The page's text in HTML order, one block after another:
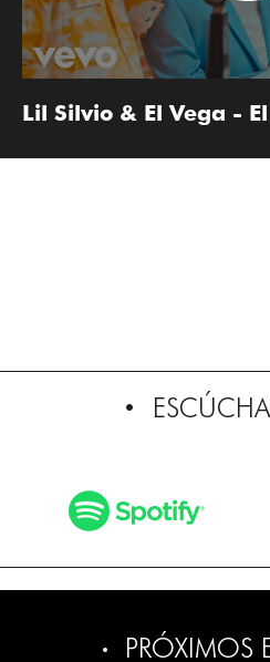
Lil Silvio & El Vega -
PRÓXIMOS